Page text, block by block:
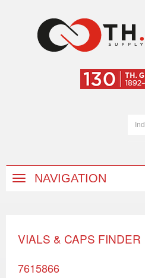
NAVIGATION
VIALS & CAPS FINDER
7615866